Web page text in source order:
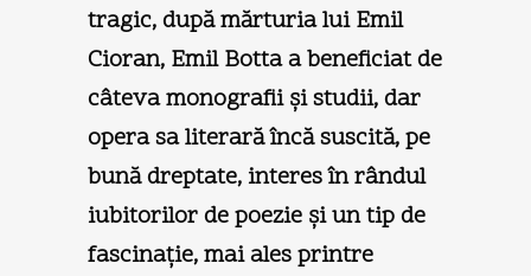
tragic, după mărturia lui Emil
Cioran, Emil Botta a beneficiat de
câteva monografii şi studii, dar
opera sa literară încă suscită, pe
bună dreptate, interes în rândul
iubitorilor de poezie şi un tip de
fascinaţie, mai ales printre